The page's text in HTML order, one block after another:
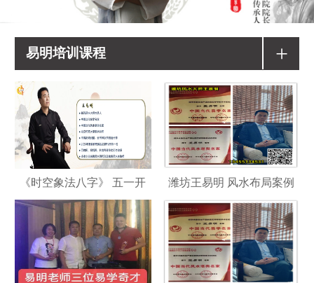
易明培训课程 +
《时空象法八字》 五一开 潍坊王易明 风水布局案例